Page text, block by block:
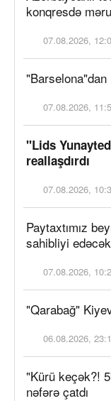
konqresdə
07.08.2026,
07.08.2026,
"Lids
reallaşdırdı
07.08.2026,
Paytaxtımız
sahibliyi edəcək
07.08.2026,
"Qarabağ"
06.08.2026,
"Kürü keçək?!
nəfərə çatdı